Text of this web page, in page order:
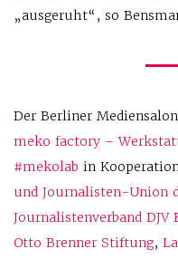
„ausgeruht“, so
Der Berliner
meko factory –
#mekolab in
und Journalisten-Union
Journalistenverband DJV
Otto Brenner Stiftung,